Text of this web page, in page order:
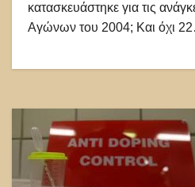
κατασκευάστηκε για τις
Αγώνων του 2004; Και όχι